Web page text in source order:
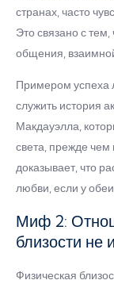
странах, часто
Это связано с
общения,
Примером успеха
служить история
Макдауэлла,
света, прежде
доказывает, что
любви, если у
Миф 2:
близости
Физическая